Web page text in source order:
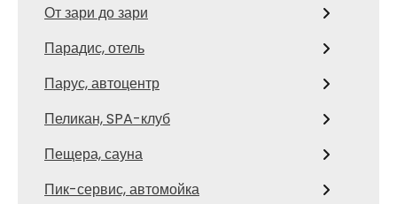
От зари до зари
Парадис, отель
Парус, автоцентр
Пеликан, SPA-клуб
Пещера, сауна
Пик-сервис, автомойка